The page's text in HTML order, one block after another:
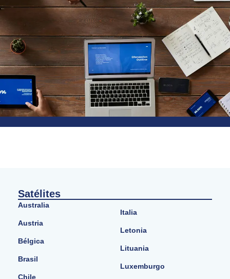
Satélites
Australia
Austria
Bélgica
Brasil
Chile
Italia
Letonia
Lituania
Luxemburgo